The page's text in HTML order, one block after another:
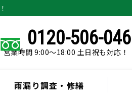
0120-506-046
営業時間 9:00～18:00 土日祝も対応！
雨漏り調査・修繕